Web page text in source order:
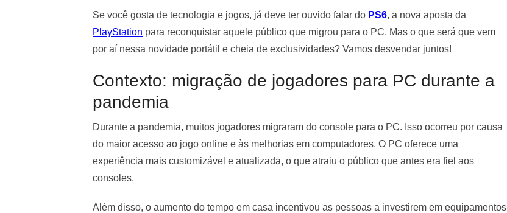
Se você gosta de tecnologia e jogos, já deve ter ouvido falar do PS6, a nova aposta da
PlayStation para reconquistar aquele público que migrou para o PC. Mas o que será que vem
por aí nessa novidade portátil e cheia de exclusividades? Vamos desvendar juntos!
Contexto: migração de jogadores para PC durante a
pandemia
Durante a pandemia, muitos jogadores migraram do console para o PC. Isso ocorreu por causa
do maior acesso ao jogo online e às melhorias em computadores. O PC oferece uma
experiência mais customizável e atualizada, o que atraiu o público que antes era fiel aos
consoles.
Além disso, o aumento do tempo em casa incentivou as pessoas a investirem em equipamentos